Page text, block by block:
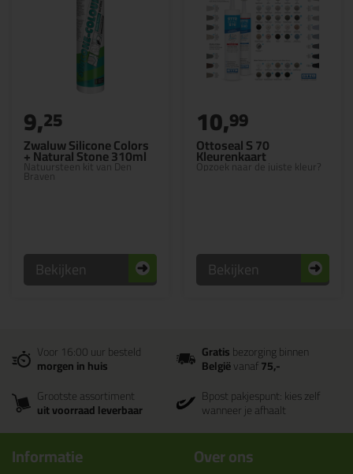
Zwaluw Silicone Colors
+ Natural Stone 310ml
Natuursteen kit van Den
Braven
9,25
Bekijken
Ottoseal S 70
Kleurenkaart
Opzoek naar de juiste kleur?
10,99
Bekijken
Voor 16:00 uur besteld
morgen in huis
Gratisbezorging binnen
Belgiëvanaf75,-
Grootste assortiment
uit voorraad leverbaar
Bpost pakjespunt: kies zelf
wanneer je afhaalt
Informatie Over ons